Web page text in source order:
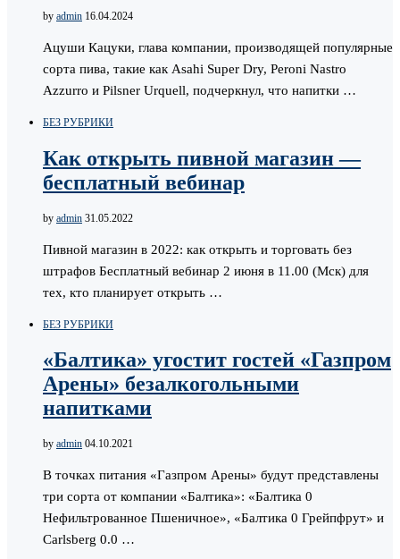
by admin 16.04.2024
Ацуши Кацуки, глава компании, производящей популярные
сорта пива, такие как Asahi Super Dry, Peroni Nastro
Azzurro и Pilsner Urquell, подчеркнул, что напитки …
БЕЗ РУБРИКИ
Как открыть пивной магазин —
бесплатный вебинар
by admin 31.05.2022
Пивной магазин в 2022: как открыть и торговать без
штрафов Бесплатный вебинар 2 июня в 11.00 (Мск) для
тех, кто планирует открыть …
БЕЗ РУБРИКИ
«Балтика» угостит гостей «Газпром
Арены» безалкогольными
напитками
by admin 04.10.2021
В точках питания «Газпром Арены» будут представлены
три сорта от компании «Балтика»: «Балтика 0
Нефильтрованное Пшеничное», «Балтика 0 Грейпфрут» и
Carlsberg 0.0 …